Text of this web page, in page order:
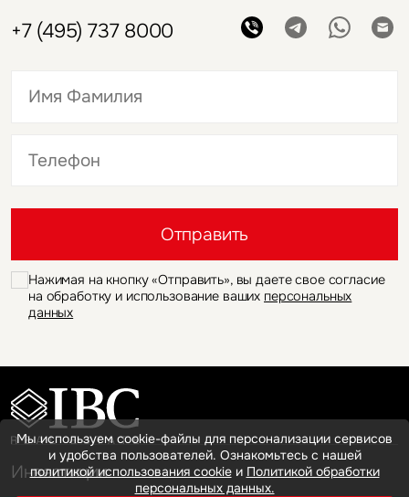
+7 (495) 737 8000
Отправить
Нажимая на кнопку «Отправить», вы даете свое согласие
на обработку и использование ваших персональных
данных
Инвестиции
Мы используем cookie-файлы для персонализации сервисов
и удобства пользователей. Ознакомьтесь с нашей
политикой использования cookieи Политикой обработки
персональных данных.